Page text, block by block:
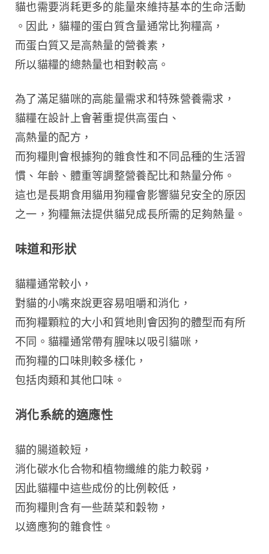
貓也需要消耗更多的能量來維持基本的生命活動
。因此，貓糧的蛋白質含量通常比狗糧高，
而蛋白質又是高熱量的營養素，
所以貓糧的總熱量也相對較高。
為了滿足貓咪的高能量需求和特殊營養需求，
貓糧在設計上會著重提供高蛋白、
高熱量的配方，
而狗糧則會根據狗的雜食性和不同品種的生活習
慣、年齡、體重等調整營養配比和熱量分佈。
這也是長期食用貓用狗糧會影響貓兒安全的原因
之一，狗糧無法提供貓兒成長所需的足夠熱量。
味道和形狀
貓糧通常較小，
對貓的小嘴來說更容易咀嚼和消化，
而狗糧顆粒的大小和質地則會因狗的體型而有所
不同。貓糧通常帶有腥味以吸引貓咪，
而狗糧的口味則較多樣化，
包括肉類和其他口味。
消化系統的適應性
貓的腸道較短，
消化碳水化合物和植物纖維的能力較弱，
因此貓糧中這些成份的比例較低，
而狗糧則含有一些蔬菜和穀物，
以適應狗的雜食性。